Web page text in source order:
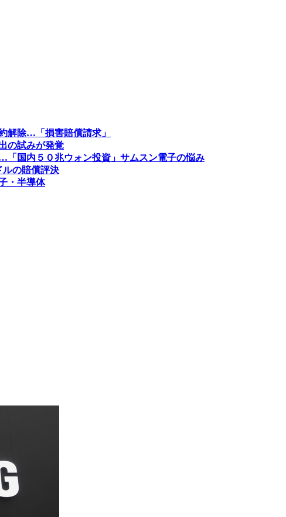
解除…「損害賠償請求」
の試みが発覚
国内５０兆ウォン投資」サムスン電子の悩み
の賠償評決
・半導体